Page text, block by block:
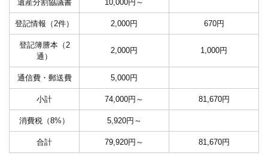
遺産分割協議書 10,000円～
登記情報（2件） 2,000円 670円
登記簿謄本（2
通）
2,000円 1,000円
通信費・郵送費 5,000円
小計 74,000円～ 81,670円
消費税（8%） 5,920円～
合計 79,920円～ 81,670円